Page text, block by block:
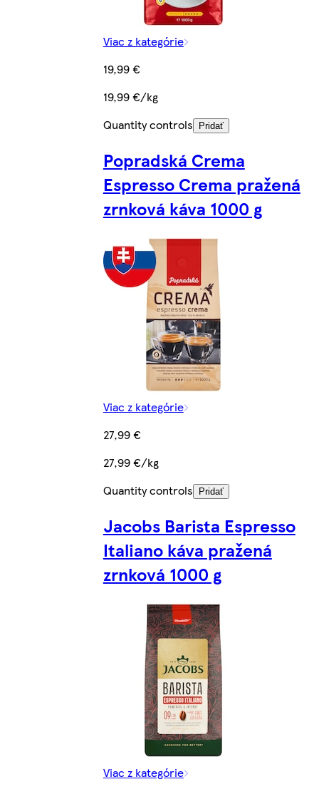
Viac z kategórie
19,99 €
19,99 €/kg
Quantity controls
Pridať
Popradská Crema
Espresso Crema pražená
zrnková káva 1000 g
Viac z kategórie
27,99 €
27,99 €/kg
Quantity controls
Pridať
Jacobs Barista Espresso
Italiano káva pražená
zrnková 1000 g
Viac z kategórie